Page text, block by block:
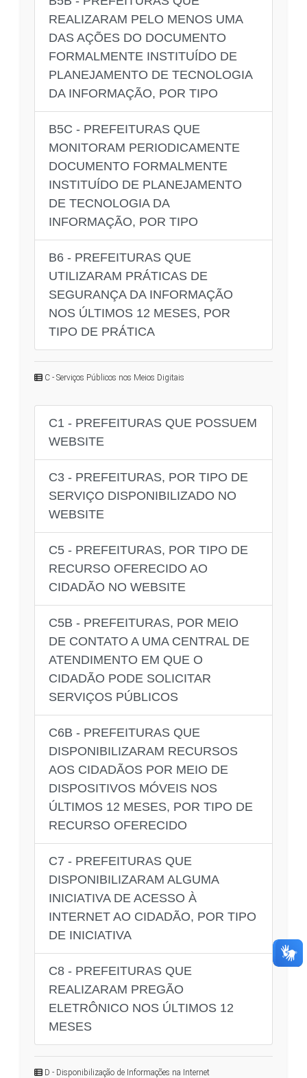
REALIZARAM PELO MENOS UMA
DAS AÇÕES DO DOCUMENTO
FORMALMENTE INSTITUÍDO DE
PLANEJAMENTO DE TECNOLOGIA
DA INFORMAÇÃO, POR TIPO
B5C - PREFEITURAS QUE
MONITORAM PERIODICAMENTE
DOCUMENTO FORMALMENTE
INSTITUÍDO DE PLANEJAMENTO
DE TECNOLOGIA DA
INFORMAÇÃO, POR TIPO
B6 - PREFEITURAS QUE
UTILIZARAM PRÁTICAS DE
SEGURANÇA DA INFORMAÇÃO
NOS ÚLTIMOS 12 MESES, POR
TIPO DE PRÁTICA
C - Serviços Públicos nos Meios Digitais
C1 - PREFEITURAS QUE POSSUEM
WEBSITE
C3 - PREFEITURAS, POR TIPO DE
SERVIÇO DISPONIBILIZADO NO
WEBSITE
C5 - PREFEITURAS, POR TIPO DE
RECURSO OFERECIDO AO
CIDADÃO NO WEBSITE
C5B - PREFEITURAS, POR MEIO
DE CONTATO A UMA CENTRAL DE
ATENDIMENTO EM QUE O
CIDADÃO PODE SOLICITAR
SERVIÇOS PÚBLICOS
C6B - PREFEITURAS QUE
DISPONIBILIZARAM RECURSOS
AOS CIDADÃOS POR MEIO DE
DISPOSITIVOS MÓVEIS NOS
ÚLTIMOS 12 MESES, POR TIPO DE
RECURSO OFERECIDO
C7 - PREFEITURAS QUE
DISPONIBILIZARAM ALGUMA
INICIATIVA DE ACESSO À
INTERNET AO CIDADÃO, POR TIPO
DE INICIATIVA
C8 - PREFEITURAS QUE
REALIZARAM PREGÃO
ELETRÔNICO NOS ÚLTIMOS 12
MESES
D - Disponibilização de Informações na Internet